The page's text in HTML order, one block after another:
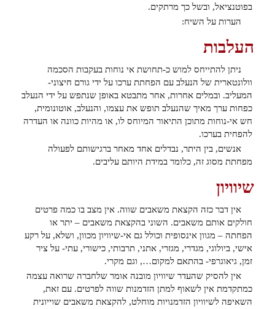
בפוטנציאל, ובשל כך מרתקים.
הערות על השיח:
העלבות
ניתן להתייחס למוש כ-תחושת אי נוחות בעקבות הסכמה
וולונטארית של הנעלב עם הפחתת ערכו על ידי גורם חיצוני-
המעליב. ובמלים אחרות, אחר מתבטא באופן שנתפש על ידי הנעלב
כפחות ערך מאיך שהנעלב תופש את עצמו, והנעלב, אוטונומית,
חש אי-נוחות מתוכן התיאור המיוחס לו, או מהיות כוונה או העדרה
להפחית בערכו.
אנשים, בין היתר, נבדלים אחד מאחר ברגישותם לפעולה
מפחתת מסוג זה, כלומר במידת היותם עליבים.
שיוויון
אין דבר כזה הקצאת משאבים שווה. אין מצב בו כמה פרטים
חולקים אותם משאבים. השוני בהקצאת משאבים – יתר או
הפחתה – מגוון אינסופית וכולל גם אי-שיוויון מכוון, ושלא, על רקע
אישי, ביולוגי, מגדרי, מגזרי, אתני, תרבותי, כישורי, עתי- על ציר
זמן, גיאוגרפי- בהתאם למקום…, וגם מקרי.
אין להסיק שהעדר שיוויון מובנה אומר שלחברה שרואה עצמה
כמתקדמת אין לשאוף למתן הזדמנות שווה לפרטים. עם זאת,
השאיפה לשיוויון הזדמנויות מוחלט, להקצאת משאבים שוייונית